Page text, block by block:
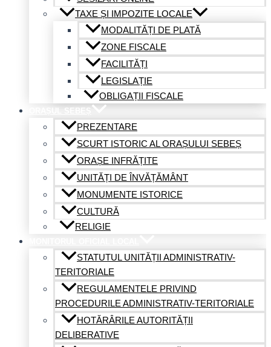
TAXE ȘI IMPOZITE LOCALE
MODALITĂȚI DE PLATĂ
ZONE FISCALE
FACILITĂȚI
LEGISLAȚIE
OBLIGAȚII FISCALE
PREZENTARE
SCURT ISTORIC AL ORAȘULUI SEBEȘ
ORAȘE INFRĂȚITE
UNITĂȚI DE ÎNVĂȚĂMÂNT
MONUMENTE ISTORICE
CULTURĂ
RELIGIE
STATUTUL UNITĂȚII ADMINISTRATIV-
TERITORIALE
REGULAMENTELE PRIVIND
PROCEDURILE ADMINISTRATIV-TERITORIALE
HOTĂRÂRILE AUTORITĂȚII
DELIBERATIVE